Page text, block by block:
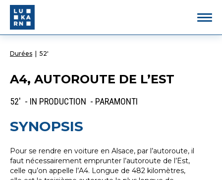
Durées 52'
A4, AUTOROUTE DE L’EST
52' - IN PRODUCTION - PARAMONTI
SYNOPSIS
Pour se rendre en voiture en Alsace, par l’autoroute, il
faut nécessairement emprunter l’autoroute de l’Est,
celle qu’on appelle l’A4. Longue de 482 kilomètres,